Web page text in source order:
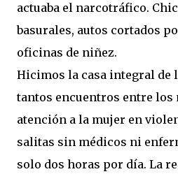
actuaba el narcotráfico.
basurales, autos cortados
oficinas de niñez.
Hicimos la casa integral de
tantos encuentros entre los
atención a la mujer en
salitas sin médicos ni
solo dos horas por día. La